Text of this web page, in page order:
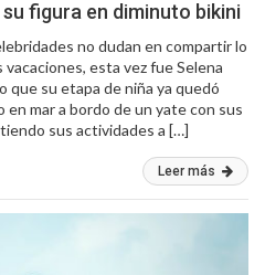
figura en diminuto bikini
no dudan en compartir lo
esta vez fue Selena
que su etapa de niña ya quedó
mar a bordo de un yate con sus
sus actividades a […]
Leer más